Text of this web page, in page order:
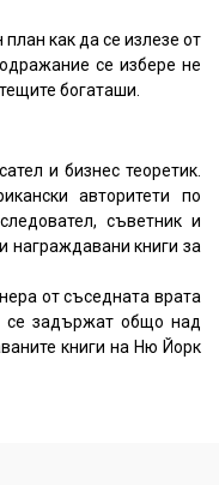
как да се излезе от
се избере не
богаташи.
и бизнес теоретик.
авторитети по
съветник и
награждавани книги за
от съседната врата
се задържат общо над
книги на Ню Йорк